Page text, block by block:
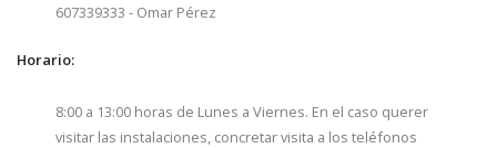
607339333 - Omar Pérez
Horario:
8:00 a 13:00 horas de Lunes a Viernes. En el caso querer
visitar las instalaciones, concretar visita a los teléfonos